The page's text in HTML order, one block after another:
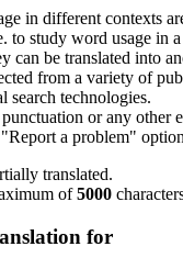
in different contexts
to study word usage in
can be translated into
from a variety of
search technologies.
or any other
a problem"
translated.
of5000
for